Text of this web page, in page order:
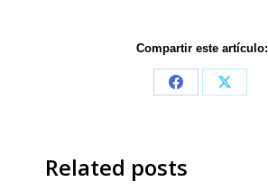
Compartir este artículo:
Share
Share
Related posts